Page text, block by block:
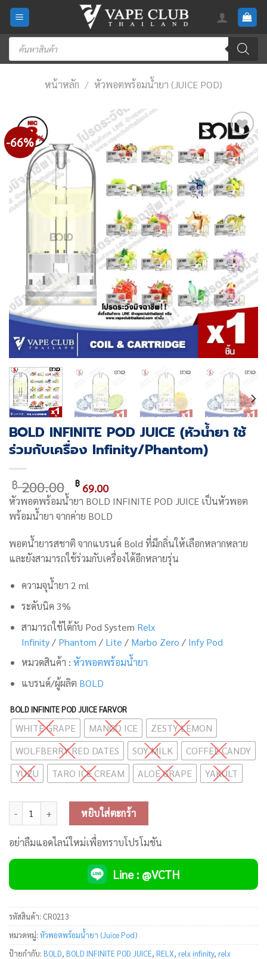
Skip
content
Products
search
หน้าหลัก / หัวพอตพร้อมน้ำยา (JUICE POD)
-66%
Add
to
wishlist
BOLD INFINITE POD JUICE (หัวน้ำยา ใช้
ร่วมกับเครื่อง Infinity/Phantom)
฿200.00 Original
price
was:
฿69.00Current
price
is:
หัวพอตพร้อมน้ำยา BOLD INFINITE POD JUICE เป็นหัวพอต
พร้อมน้ำยา จากค่าย BOLD
พอตน้ำยารสชาติ จากแบรนด์ Bold ที่มีกลิ่นให้เลือกหลากหลาย
และยังสามารถใช้ร่วมกับเครื่องได้อีกหลายรุ่น
ความจุน้ำยา 2 ml
ระดับนิค 3%
สามารถใช้ได้กับ Pod System Relx
Infinity/ Phantom / Lite / Marbo Zero / Infy Pod
หมวดสินค้า : หัวพอตพร้อมน้ำยา
แบรนด์/ผู้ผลิต BOLD
BOLD INFINITE POD JUICE FARVOR
WHITE GRAPE MANGO ICE
ZESTY LEMON
WOLFBERRY RED DATES
SOY MILK
COFFEE CANDY
YUZU
TARO ICE CREAM ALOE GRAPE YAKULT
จำนวน BOLD INFINITE POD JUICE (หัวน้ำยา ใช้ร่วมกับเครื่อง Infinity/
หยิบใส่ตะกร้า
อย่าลืมแอดไลน์ใหม่เพื่อทราบโปรโมชัน
Line : @VCTH
รหัสสินค้า: CR0213
หมวดหมู่: หัวพอตพร้อมน้ำยา (Juice Pod)
ป้ายกำกับ: BOLD, BOLD INFINITE POD JUICE, RELX, relx infinity, relx